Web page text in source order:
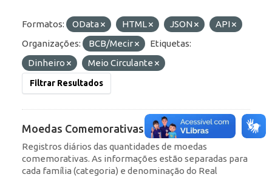
Formatos: OData HTML JSON
API
Organizações:
BCB/Mecir
Etiquetas:
Dinheiro
Meio Circulante
Filtrar Resultados
Moedas Comemorativas
Registros diários das quantidades de moedas
comemorativas. As informações estão separadas para
cada família (categoria) e denominação do Real